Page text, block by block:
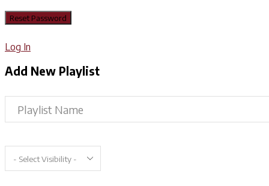
Log In
Add New Playlist